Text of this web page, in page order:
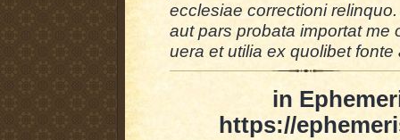
ecclesiae correctioni
aut pars probata importat me
uera et utilia ex quolibet fonte
in
https://